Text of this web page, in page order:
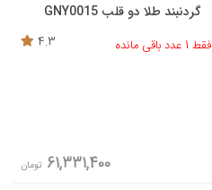
گردنبند طلا دو قلب GNY0015
فقط 1 عدد باقی مانده
4.3
61,331,400 تومان